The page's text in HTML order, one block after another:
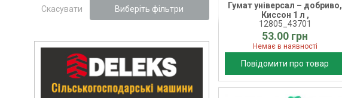
Скасувати Виберіть фільтри
Гумат універсал – добриво,
Киссон 1 л ,
12805_43701
53.00 грн
Немає в наявності
Повідомити про товар